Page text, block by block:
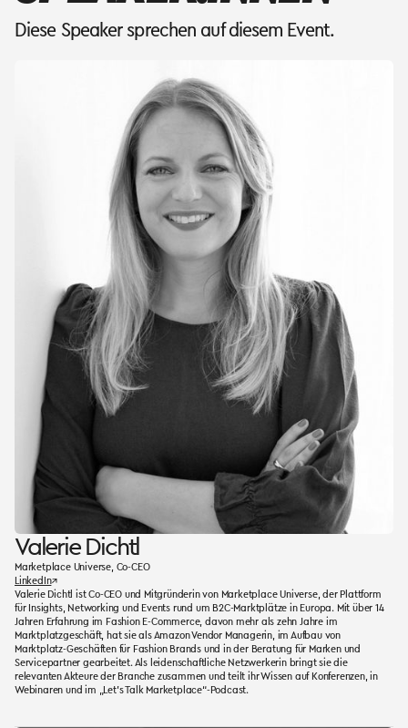
Diese Speaker sprechen auf diesem Event.
Valerie Dichtl
Marketplace Universe, Co-CEO
LinkedIn↗
Valerie Dichtl ist Co-CEO und Mitgründerin von Marketplace Universe, der Plattform
für Insights, Networking und Events rund um B2C-Marktplätze in Europa. Mit über 14
Jahren Erfahrung im Fashion E-Commerce, davon mehr als zehn Jahre im
Marktplatzgeschäft, hat sie als Amazon Vendor Managerin, im Aufbau von
Marktplatz-Geschäften für Fashion Brands und in der Beratung für Marken und
Servicepartner gearbeitet. Als leidenschaftliche Netzwerkerin bringt sie die
relevanten Akteure der Branche zusammen und teilt ihr Wissen auf Konferenzen, in
Webinaren und im „Let’s Talk Marketplace“-Podcast.